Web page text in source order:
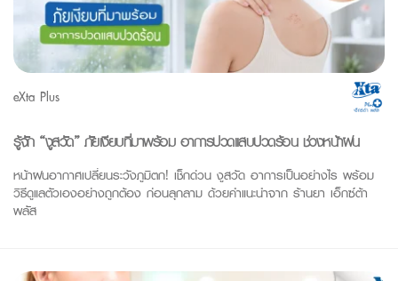
eXta Plus
รู้จัก “งูสวัด” ภัยเงียบที่มาพร้อม อาการปวดแสบปวดร้อน ช่วงหน้าฝน
หน้าฝนอากาศเปลี่ยนระวังภูมิตก! เช็กด่วน งูสวัด อาการเป็นอย่างไร พร้อม
วิธีดูแลตัวเองอย่างถูกต้อง ก่อนลุกลาม ด้วยคำแนะนำจาก ร้านยา เอ็กซ์ต้า
พลัส